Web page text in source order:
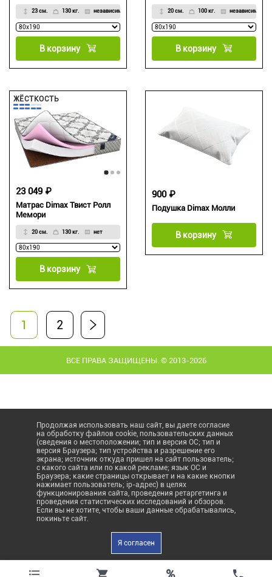
23 см. 130 кг. независимый
В корзину
20 см. 100 кг. независимый
В корзину
ЖЁСТКОСТЬ
Матрас Dimax Твист Ролл
Мемори
20 см. 130 кг. нет
23 049 ₽
В корзину
Подушка Dimax Молли
900 ₽
В корзину
1 2
ВСЕ ПРАВА ЗАЩИЩЕНЫ. © 2013-2026
Продолжая использовать наш сайт, вы даете согласие
на обработку файлов cookie, пользовательских данных
(сведения о местоположении; тип и версия ОС; тип и
версия Браузера; тип устройства и разрешение его
экрана; источник откуда пришел на сайт пользователь;
с какого сайта или по какой рекламе; язык ОС и
Браузера; какие страницы открывает и на какие кнопки
нажимает пользователь; ip-адрес) в целях
функционирования сайта, проведения ретаргетинга и
проведения статистических исследований и обзоров.
Если вы не хотите, чтобы ваши данные обрабатывались,
покиньте сайт.
Я согласен